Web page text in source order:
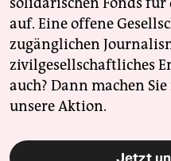
auf. Eine offene
zugänglichen
zivilgesellschaftliches
auch? Dann machen
unsere Aktion.